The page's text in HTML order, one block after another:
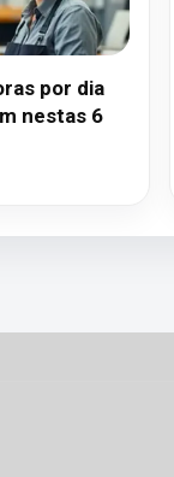
por dia
nestas 6